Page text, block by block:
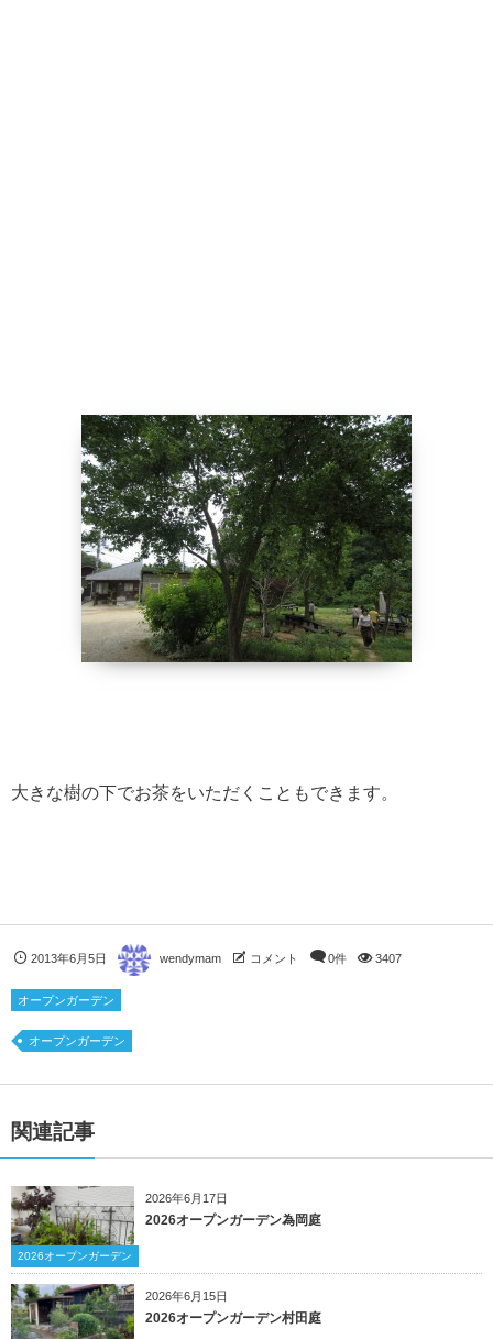
大きな樹の下でお茶をいただくこともできます。
2013年6月5日 wendymam コメント 0件 3407
オープンガーデン
オープンガーデン
関連記事
2026年6月17日
2026オープンガーデン
2026オープンガーデン為岡庭
2026年6月15日
2026オープンガーデン村田庭